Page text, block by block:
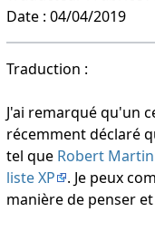
Date : 04/04/2019
Traduction :
J'ai remarqué qu'un
récemment déclaré
tel que Robert
liste XP
. Je peux
manière de penser